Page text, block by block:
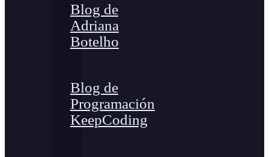
Blog de
Adriana
Botelho
Blog de
Programación
KeepCoding